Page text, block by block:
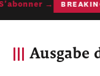
→ BREAKING
Ausgabe